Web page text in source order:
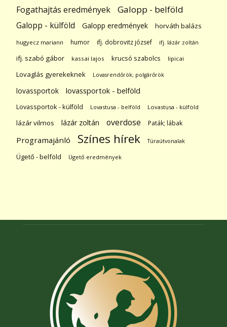
Fogathajtás eredmények Galopp - belföld
Galopp - külföld Galopp eredmények horváth balázs
hugyecz mariann humor ifj. dobrovitz józsef ifj. lázár zoltán
ifj. szabó gábor kassai lajos krucsó szabolcs lipicai
Lovaglás gyerekeknek Lovasrendőrök; polgárőrök
lovassportok lovassportok - belföld
Lovassportok - külföld Lovastusa - belföld Lovastusa - külföld
lázár vilmos lázár zoltán overdose Paták; lábak
Programajánló Színes hírek Túraútvonalak
Ügető - belföld Ügető eredmények